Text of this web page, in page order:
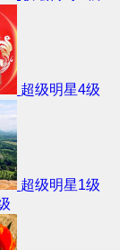
超级明星4级
超级明星1级